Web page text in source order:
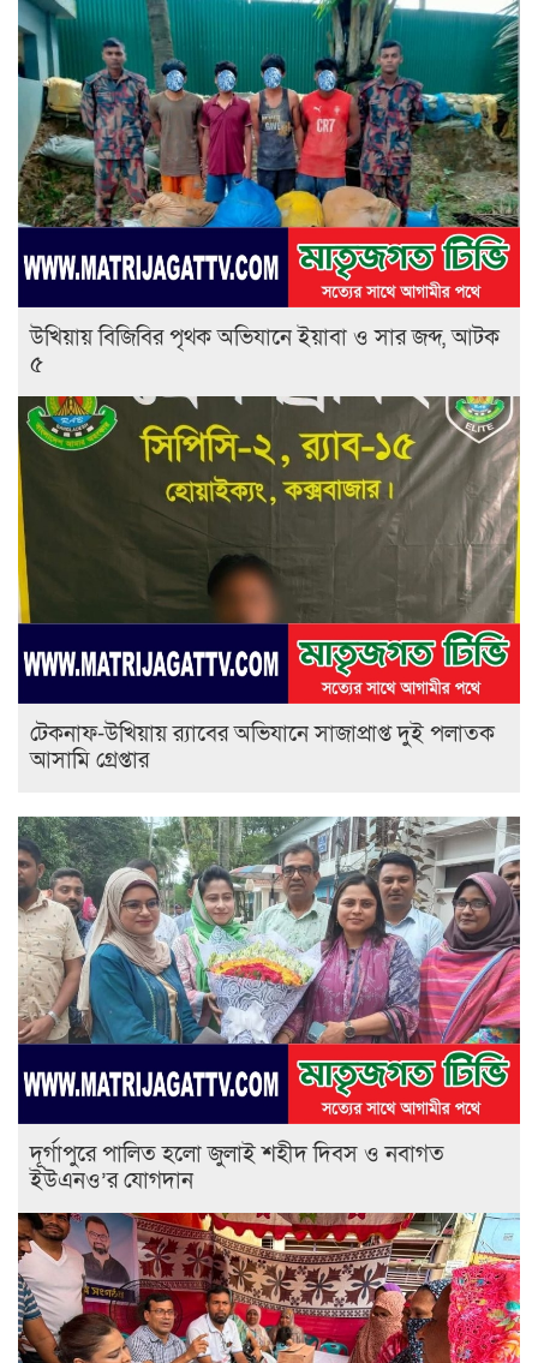
উখিয়ায় বিজিবির পৃথক অভিযানে ইয়াবা ও সার জব্দ, আটক
৫
টেকনাফ-উখিয়ায় র‌্যাবের অভিযানে সাজাপ্রাপ্ত দুই পলাতক
আসামি গ্রেপ্তার
‎দূর্গাপুরে পালিত হলো জুলাই শহীদ দিবস ও নবাগত
ইউএনও’র যোগদান ‎